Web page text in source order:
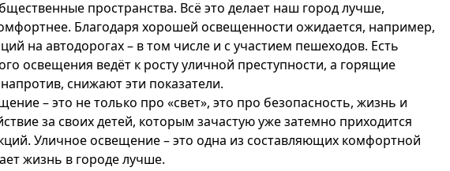
пространства. Всё это делает наш город лучше,
Благодаря хорошей освещенности ожидается, например,
на автодорогах – в том числе и с участием пешеходов. Есть
освещения ведёт к росту уличной преступности, а горящие
снижают эти показатели.
– это не только про «свет», это про безопасность, жизнь и
за своих детей, которым зачастую уже затемно приходится
Уличное освещение – это одна из составляющих комфортной
жизнь в городе лучше.